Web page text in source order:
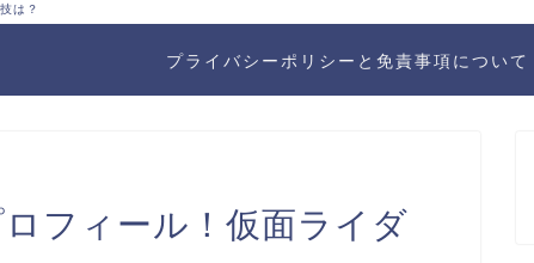
は？
プライバシーポリシーと免責事項について
フィール！仮面ライダ